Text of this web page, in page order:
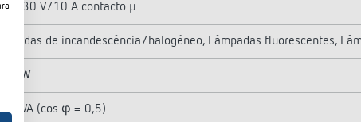
230 V/10 A contacto µ
de incandescência/halogéneo, Lâmpadas fluorescentes,
W
VA (cos φ = 0,5)